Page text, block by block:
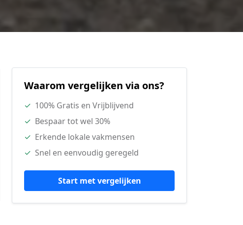
Waarom vergelijken via ons?
✓ 100% Gratis en Vrijblijvend
✓ Bespaar tot wel 30%
✓ Erkende lokale vakmensen
✓ Snel en eenvoudig geregeld
Start met vergelijken